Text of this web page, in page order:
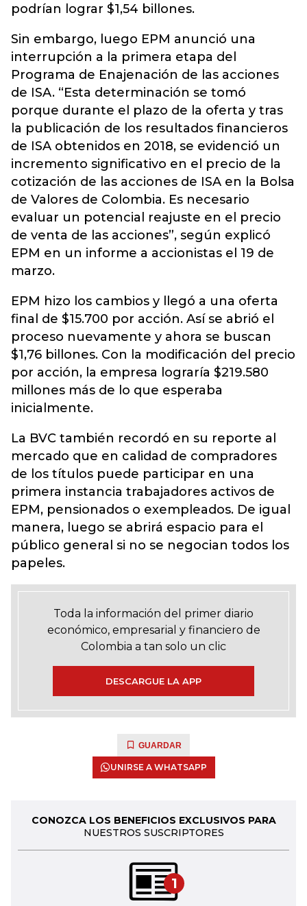
podrían lograr $1,54 billones.
Sin embargo, luego EPM anunció una
interrupción a la primera etapa del
Programa de Enajenación de las acciones
de ISA. “Esta determinación se tomó
porque durante el plazo de la oferta y tras
la publicación de los resultados financieros
de ISA obtenidos en 2018, se evidenció un
incremento significativo en el precio de la
cotización de las acciones de ISA en la Bolsa
de Valores de Colombia. Es necesario
evaluar un potencial reajuste en el precio
de venta de las acciones”, según explicó
EPM en un informe a accionistas el 19 de
marzo.
EPM hizo los cambios y llegó a una oferta
final de $15.700 por acción. Así se abrió el
proceso nuevamente y ahora se buscan
$1,76 billones. Con la modificación del precio
por acción, la empresa lograría $219.580
millones más de lo que esperaba
inicialmente.
La BVC también recordó en su reporte al
mercado que en calidad de compradores
de los títulos puede participar en una
primera instancia trabajadores activos de
EPM, pensionados o exempleados. De igual
manera, luego se abrirá espacio para el
público general si no se negocian todos los
papeles.
Toda la información del primer diario
económico, empresarial y financiero de
Colombia a tan solo un clic
DESCARGUE LA APP
GUARDAR
UNIRSE A WHATSAPP
CONOZCA LOS BENEFICIOS EXCLUSIVOS PARA
NUESTROS SUSCRIPTORES
1